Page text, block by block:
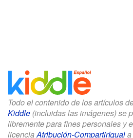
Todo el contenido de los artículos
Kiddle (incluidas las imágenes) se
libremente para fines personales y
licenciaAtribución-CompartirIgual